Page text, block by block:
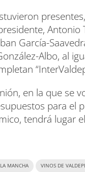
Antonio
García-
Albo, al
en la que se
para el
tendrá lugar
MANCHA VINOS DE